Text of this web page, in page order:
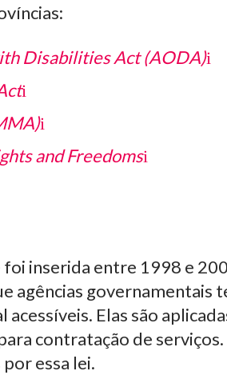
Disabilities Act (AODA)
and Freedoms
foi inserida entre 1998 e
agências governamentais
Elas são
contratação de serviços.
essa lei.